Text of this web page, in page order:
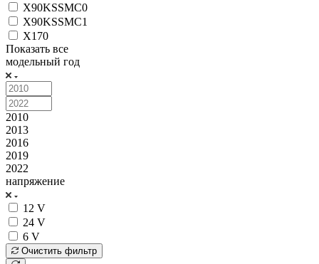
X90KSSMC0
X90KSSMC1
X170
Показать все
модельный год
2010
2013
2016
2019
2022
напряжение
12 V
24 V
6 V
Очистить фильтр